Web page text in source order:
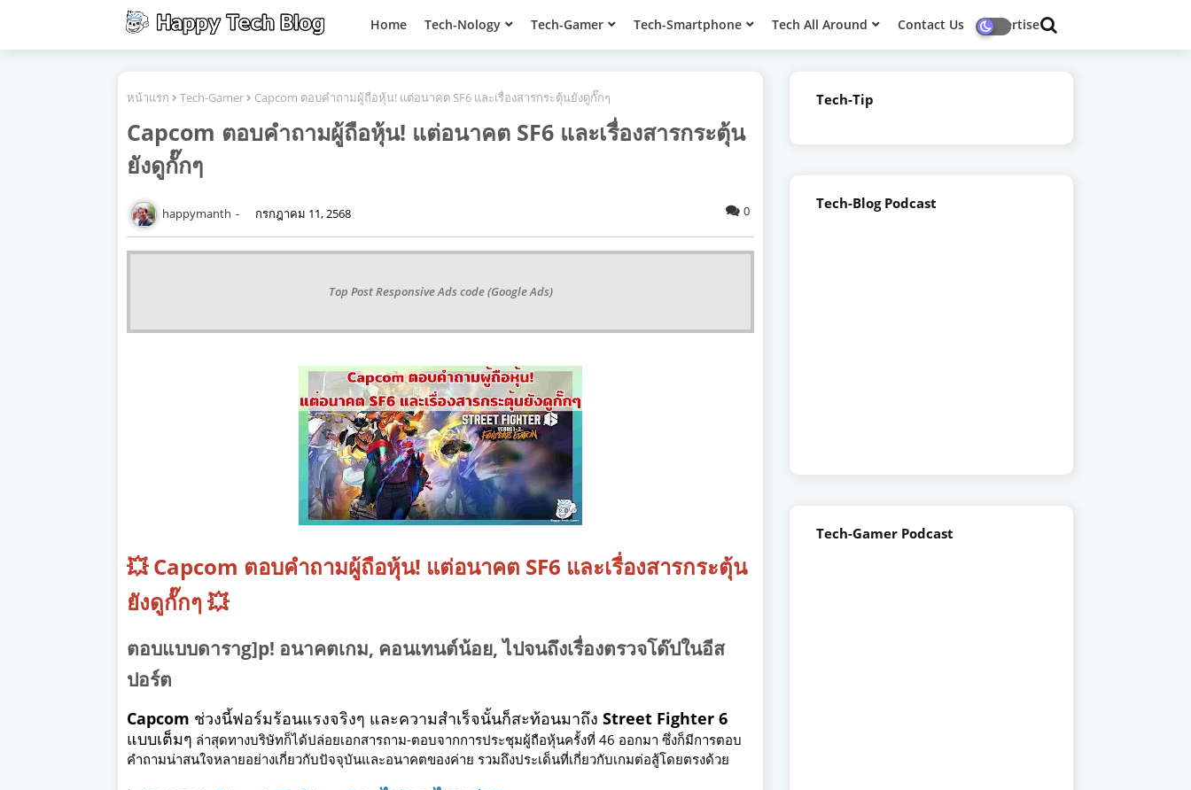
Home Tech-Nology Tech-Gamer Tech-Smartphone Tech All Around Contact Us Advertise
หน้าแรก Tech-Gamer Capcom ตอบคำถามผู้ถือหุ้น! แต่อนาคต SF6 และเรื่องสารกระตุ้นยังดูกั๊กๆ
Capcom ตอบคำถามผู้ถือหุ้น! แต่อนาคต SF6 และเรื่องสารกระตุ้น
ยังดูกั๊กๆ
happymanth กรกฎาคม 11, 2568 0
Top Post Responsive Ads code (Google Ads)
💥 Capcom ตอบคำถามผู้ถือหุ้น! แต่อนาคต SF6 และเรื่องสารกระตุ้น
ยังดูกั๊กๆ 💥
ตอบแบบดาราg]p! อนาคตเกม, คอนเทนต์น้อย, ไปจนถึงเรื่องตรวจโด๊ปในอีส
ปอร์ต
Capcom ช่วงนี้ฟอร์มร้อนแรงจริงๆ และความสำเร็จนั้นก็สะท้อนมาถึง Street Fighter 6
แบบเต็มๆ ล่าสุดทางบริษัทก็ได้ปล่อยเอกสารถาม-ตอบจากการประชุมผู้ถือหุ้นครั้งที่ 46 ออกมา ซึ่งก็มีการตอบ
คำถามน่าสนใจหลายอย่างเกี่ยวกับปัจจุบันและอนาคตของค่าย รวมถึงประเด็นที่เกี่ยวกับเกมต่อสู้โดยตรงด้วย
Tech-Tip
Tech-Blog Podcast
Tech-Gamer Podcast